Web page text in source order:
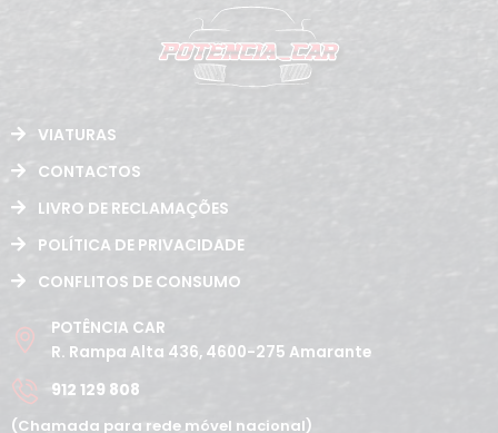
VIATURAS
CONTACTOS
LIVRO DE RECLAMAÇÕES
POLÍTICA DE PRIVACIDADE
CONFLITOS DE CONSUMO
POTÊNCIA CAR
R. Rampa Alta 436, 4600-275 Amarante
912 129 808
(Chamada para rede móvel nacional)